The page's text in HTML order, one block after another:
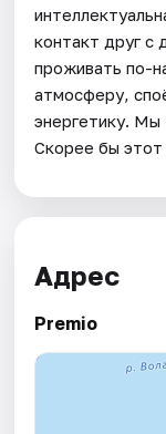
контакт друг с
проживать по-
атмосферу,
энергетику. Мы
Скорее бы этот
Адрес
Premio